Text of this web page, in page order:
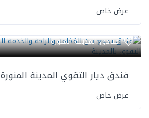
عرض خاص
فنادق المدينة المنورة
فندق ديار التقوي المدينة المنورة
عرض خاص